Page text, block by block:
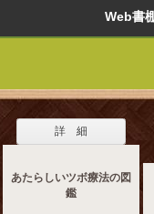
Web書
詳 細
あたらしいツボ療法の図
鑑